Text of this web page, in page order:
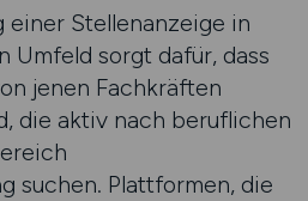
Stellenanzeige in
Umfeld sorgt dafür, dass
jenen Fachkräften
die aktiv nach beruflichen
suchen. Plattformen, die